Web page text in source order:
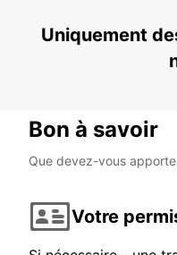
Uniquement
Bon à savoir
Que devez-vous
Votre